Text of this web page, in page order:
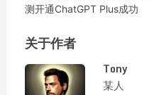
测开通ChatGPT Plus成功
关于作者
Tony
某人